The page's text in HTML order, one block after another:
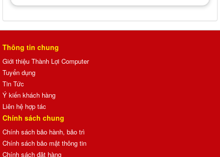
Thông tin chung
Giới thiệu Thành Lợi Computer
Tuyển dụng
Tin Tức
Ý kiến khách hàng
Liên hệ hợp tác
Chính sách chung
Chính sách bảo hành, bảo trì
Chính sách bảo mật thông tin
Chính sách đặt hàng